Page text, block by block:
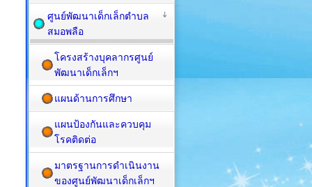
ศูนย์พัฒนาเด็กเล็กตำบล
สมอพลือ
โครงสร้างบุคลากรศูนย์
พัฒนาเด็กเล็กฯ
แผนด้านการศึกษา
แผนป้องกันและควบคุม
โรคติดต่อ
มาตรฐานการดำเนินงาน
ของศูนย์พัฒนาเด็กเล็กฯ